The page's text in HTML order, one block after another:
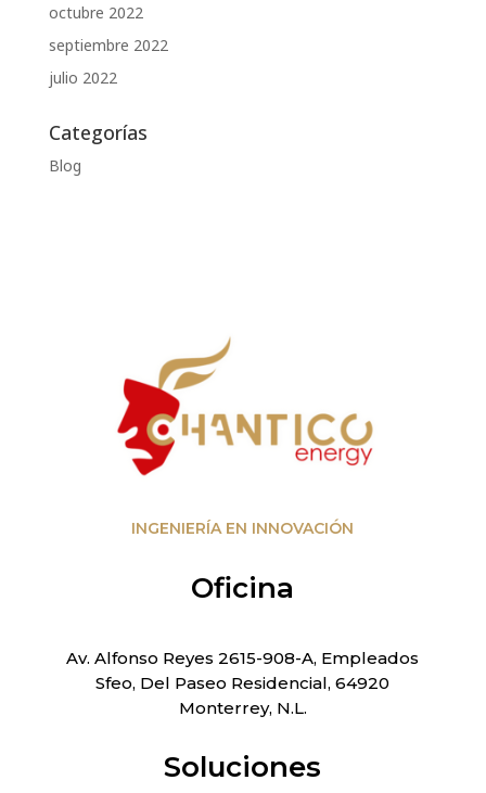
octubre 2022
septiembre 2022
julio 2022
Categorías
Blog
INGENIERÍA EN INNOVACIÓN
Oficina
Av. Alfonso Reyes 2615-908-A, Empleados
Sfeo, Del Paseo Residencial, 64920
Monterrey, N.L.
Soluciones